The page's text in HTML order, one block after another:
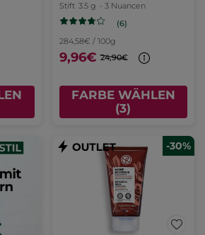
Stift 3.5 g - 3 Nuancen
(6)
284,58€ / 100g
9,96€ 24,90€
FARBE WÄHLEN
(3)
-30%